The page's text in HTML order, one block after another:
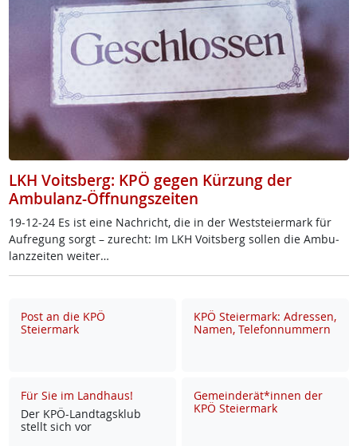
LKH Voitsberg: KPÖ gegen Kürzung der
Ambulanz-Öffnungszeiten
19-12-24 Es ist ei­ne Nach­richt, die in der West­s­tei­er­mark für
Auf­re­gung sorgt – zu­recht: Im LKH Voits­berg sol­len die Am­bu­
lanz­zei­ten wei­ter…
Post an die KPÖ
Steiermark
KPÖ Steiermark: Adressen,
Namen, Telefonnummern
Für Sie im Landhaus!
Der KPÖ-Land­tags­klub
stellt sich vor
Gemeinderät*innen der
KPÖ Steiermark